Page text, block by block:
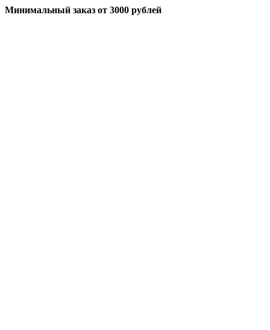
Минимальный заказ от 3000 рублей